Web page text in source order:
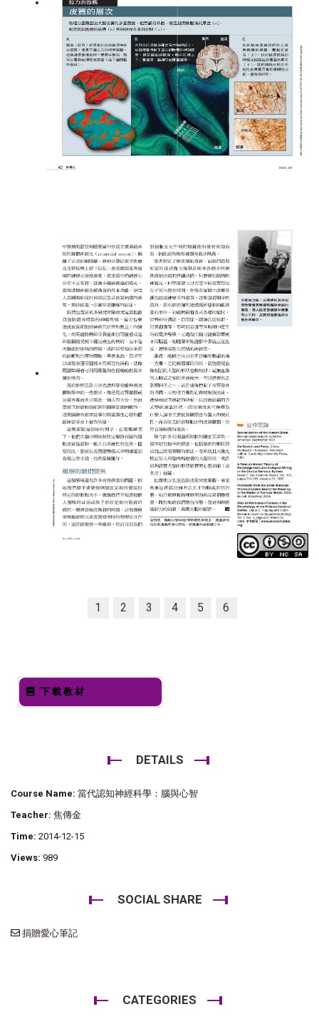
1 2 3 4 5 6
下載教材
DETAILS
Course Name: 當代認知神經科學：腦與心智
Teacher: 焦傳金
Time: 2014-12-15
Views: 989
SOCIAL SHARE
捐贈愛心筆記
CATEGORIES